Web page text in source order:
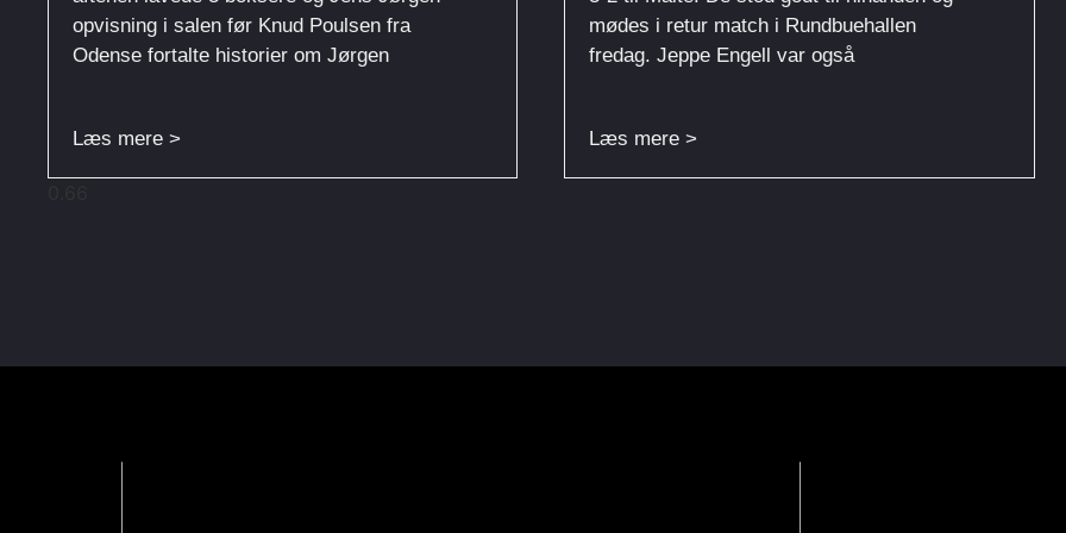
opvisning i salen før Knud Poulsen fra
Odense fortalte historier om Jørgen
Læs mere >
mødes i retur match i Rundbuehallen
fredag. Jeppe Engell var også
Læs mere >